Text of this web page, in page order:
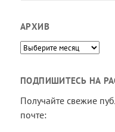
АРХИВ
Архив
ПОДПИШИТЕСЬ НА
Получайте свежие
почте: